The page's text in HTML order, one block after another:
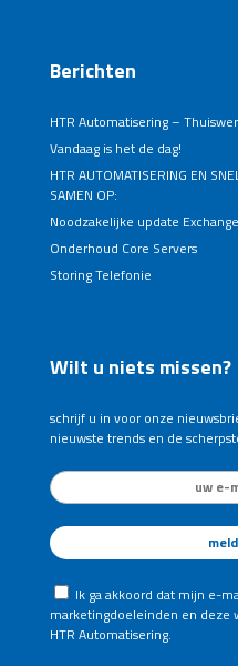
Berichten
HTR Automatisering –
Vandaag is het de dag!
HTR AUTOMATISERING EN
SAMEN OP:
Noodzakelijke update
Onderhoud Core Servers
Storing Telefonie
Wilt u niets missen?
schrijf u in voor onze
nieuwste trends en de
Ik ga akkoord dat mijn e-
marketingdoeleinden en deze
HTR Automatisering.